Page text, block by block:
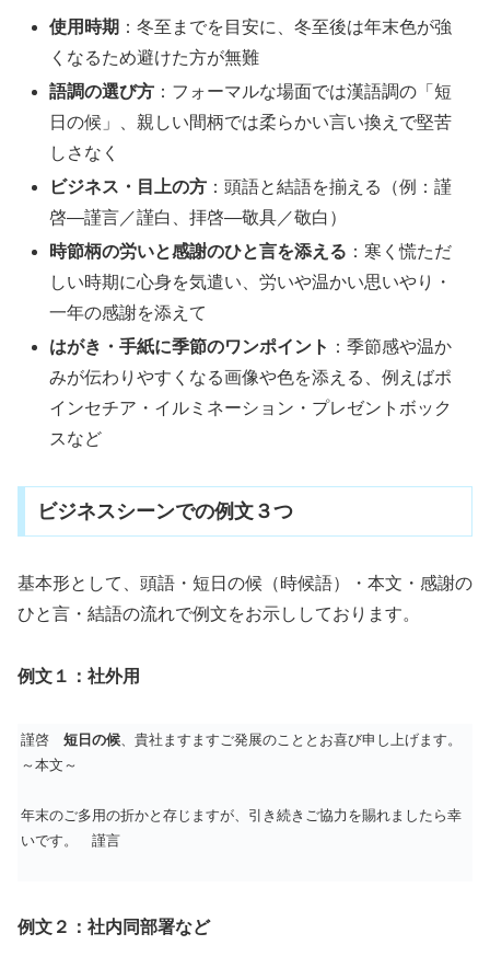
使用時期 ：冬至までを目安に、冬至後は年末色が強
くなるため避けた方が無難
語調の選び方 ：フォーマルな場面では漢語調の「短
日の候」、親しい間柄では柔らかい言い換えで堅苦
しさなく
ビジネス・目上の方 ：頭語と結語を揃える（例：謹
啓―謹言／謹白、拝啓―敬具／敬白）
時節柄の労いと感謝のひと言を添える ：寒く慌ただ
しい時期に心身を気遣い、労いや温かい思いやり・
一年の感謝を添えて
はがき・手紙に季節のワンポイント ：季節感や温か
みが伝わりやすくなる画像や色を添える、例えばポ
インセチア・イルミネーション・プレゼントボック
スなど
ビジネスシーンでの例文３つ
基本形として、頭語・短日の候（時候語）・本文・感謝の
ひと言・結語の流れで例文をお示ししております。
例文１：社外用
謹啓 短日の候 、貴社ますますご発展のこととお喜び申し上げます。
～本文～
年末のご多用の折かと存じますが、引き続きご協力を賜れましたら幸
いです。 謹言
例文２：社内同部署など